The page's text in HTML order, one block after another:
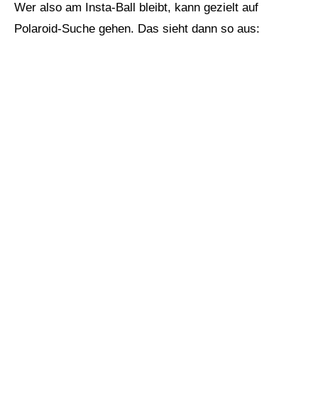
Wer also am Insta-Ball bleibt, kann gezielt auf
Polaroid-Suche gehen. Das sieht dann so aus: